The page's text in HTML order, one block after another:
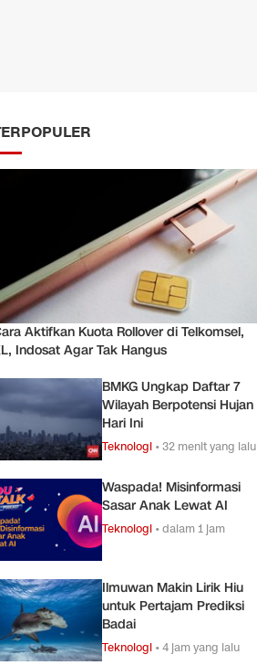
Aktifkan Kuota Rollover di Telkomsel,
Indosat Agar Tak Hangus
BMKG Ungkap Daftar 7
Wilayah Berpotensi Hujan
Hari Ini
Teknologi •32 menit yang lalu
Waspada! Misinformasi
Sasar Anak Lewat AI
Teknologi •dalam 1 jam
Ilmuwan Makin Lirik Hiu
untuk Pertajam Prediksi
Badai
Teknologi •4 jam yang lalu